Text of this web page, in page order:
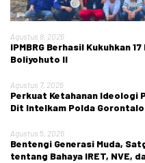
Agustus 8, 2026
IPMBRG Berhasil Kukuhkan
Boliyohuto II
Agustus 7, 2026
Perkuat Ketahanan Ideologi
Dit Intelkam Polda
Agustus 5, 2026
Bentengi Generasi Muda,
tentang Bahaya IRET, NVE,